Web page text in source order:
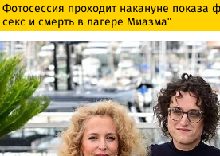
Фотосессия проходит накануне показа
секс и смерть в лагере Миазма"